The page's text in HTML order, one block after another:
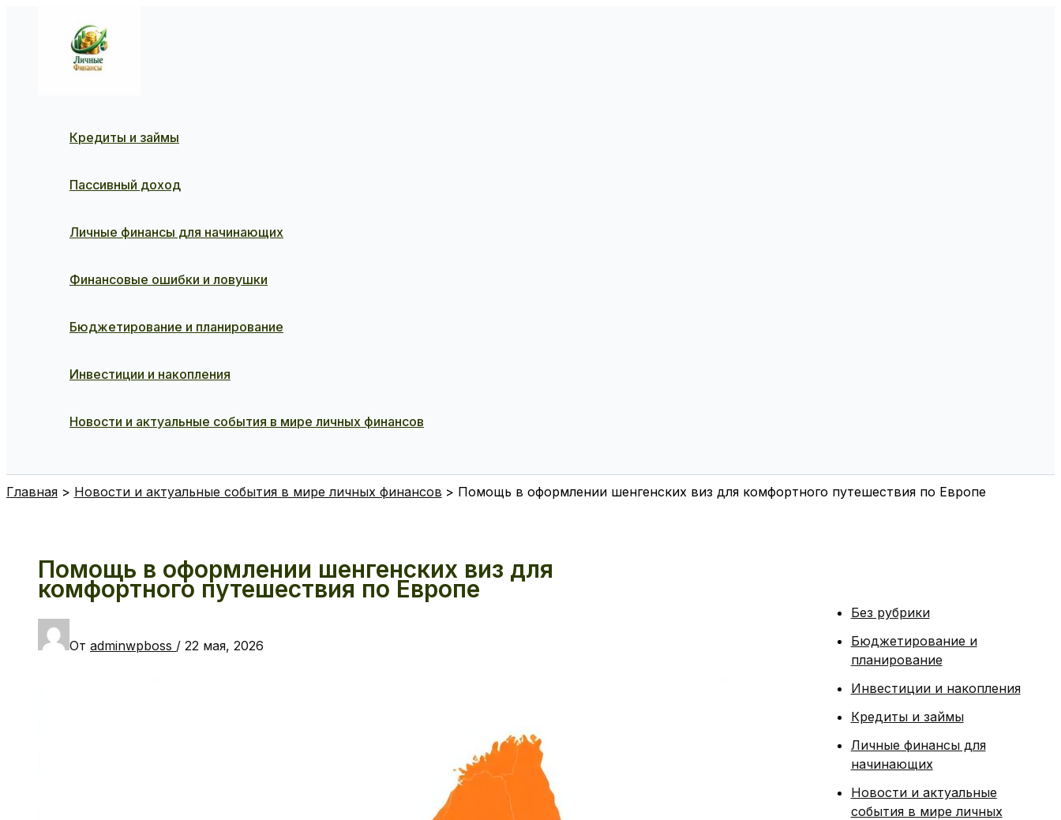
содержимому
Кредиты и займы
Пассивный доход
Личные финансы для начинающих
Финансовые ошибки и ловушки
Бюджетирование и планирование
Инвестиции и накопления
Новости и актуальные события в мире личных финансов
Главная Новости и актуальные события в мире личных финансов Помощь в оформлении шенгенских виз для комфортного путешествия по Европе
Помощь в оформлении шенгенских виз для
комфортного путешествия по Европе
От adminwpboss / 22 мая, 2026
Без рубрики
Бюджетирование и
планирование
Инвестиции и накопления
Кредиты и займы
Личные финансы для
начинающих
Новости и актуальные
события в мире личных